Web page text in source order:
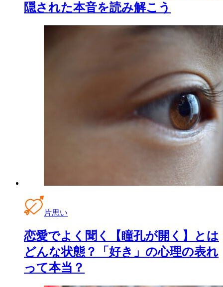
隠された本音を読み解こう
片思い
恋愛でよく聞く【瞳孔が開く】とは
どんな状態？「好き」の心理の表れ
って本当？